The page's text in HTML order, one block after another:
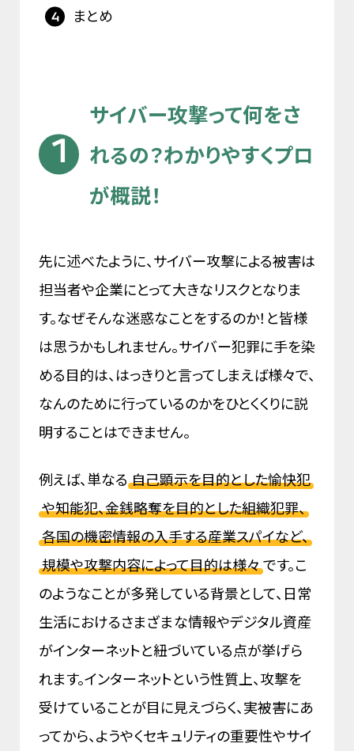
まとめ
サイバー攻撃って何をさ
れるの？わかりやすくプロ
が概説！
先に述べたように、サイバー攻撃による被害は
担当者や企業にとって大きなリスクとなりま
す。なぜそんな迷惑なことをするのか！と皆様
は思うかもしれません。サイバー犯罪に手を染
める目的は、はっきりと言ってしまえば様々で、
なんのために行っているのかをひとくくりに説
明することはできません。
例えば、単なる 自己顕示を目的とした愉快犯
や知能犯、金銭略奪を目的とした組織犯罪、
各国の機密情報の入手する産業スパイなど、
規模や攻撃内容によって目的は様々です。こ
のようなことが多発している背景として、日常
生活におけるさまざまな情報やデジタル資産
がインターネットと紐づいている点が挙げら
れます。インターネットという性質上、攻撃を
受けていることが目に見えづらく、実被害にあ
ってから、ようやくセキュリティの重要性やサイ